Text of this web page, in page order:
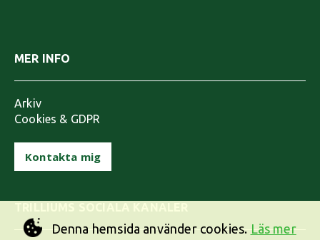
MER INFO
Arkiv
Cookies & GDPR
Kontakta mig
Denna hemsida använder cookies. Läs mer